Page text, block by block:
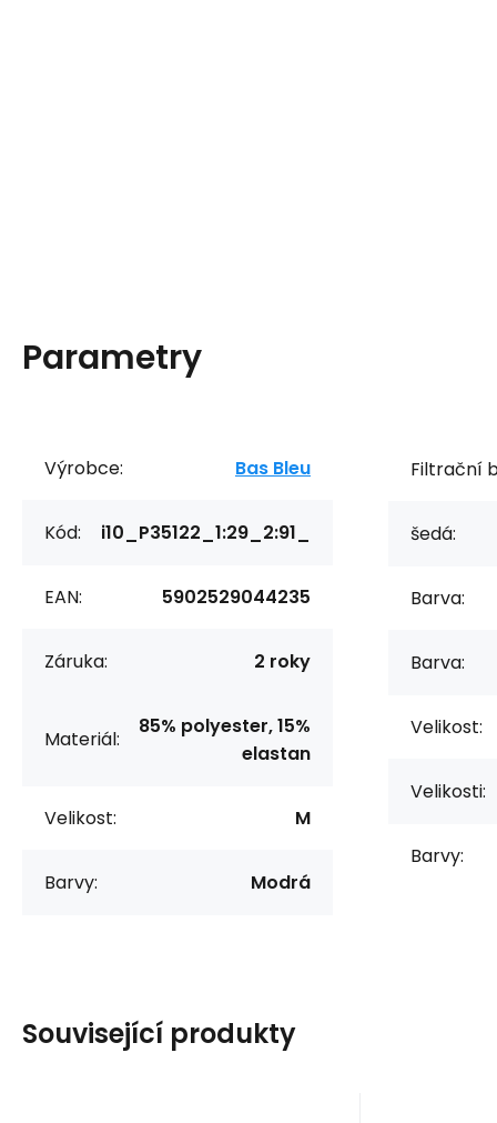
Parametry
Výrobce: Bas Bleu
Kód: i10_P35122_1:29_2:91_
EAN: 5902529044235
Záruka: 2 roky
Materiál:
85% polyester, 15%
elastan
Velikost: M
Barvy: Modrá
Filtrační
šedá:
Barva:
Barva:
Velikost:
Velikosti:
Barvy:
Související produkty